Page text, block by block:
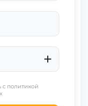
политикой